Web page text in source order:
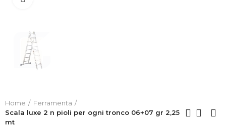
Home
Ferramenta
Scala luxe 2 n pioli per ogni tronco 06+07 gr 2,25
mt